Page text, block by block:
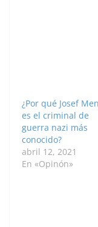
¿Por qué Josef
es el criminal de
guerra nazi más
conocido?
abril 12, 2021
En «Opinón»